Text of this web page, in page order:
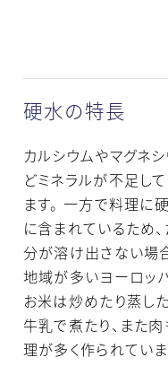
硬水の特長
カルシウムやマグネ
どミネラルが不足し
ます。 一方で料理に
に含まれているため
分が溶け出さない場
地域が多いヨーロッ
お米は炒めたり蒸し
牛乳で煮たり、また
理が多く作られていま